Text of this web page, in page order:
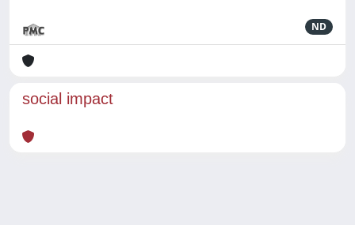
ND
social impact